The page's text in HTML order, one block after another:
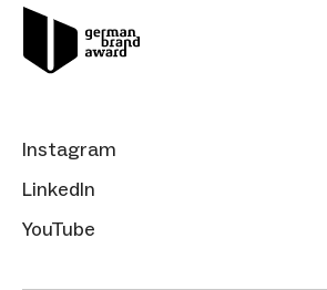
Instagram
LinkedIn
YouTube